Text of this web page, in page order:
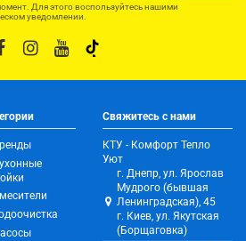
Для этого воспользуйтесь нашими
уведомлении.
Свяжитесь с нами
КТУ - Комфорт Тепло
Уют
г. Днепр, ул. Ярослав
Мудрого (бывшая
Ленинградская), 45
г. Киев, ул. Якутская
(Борщаговка)